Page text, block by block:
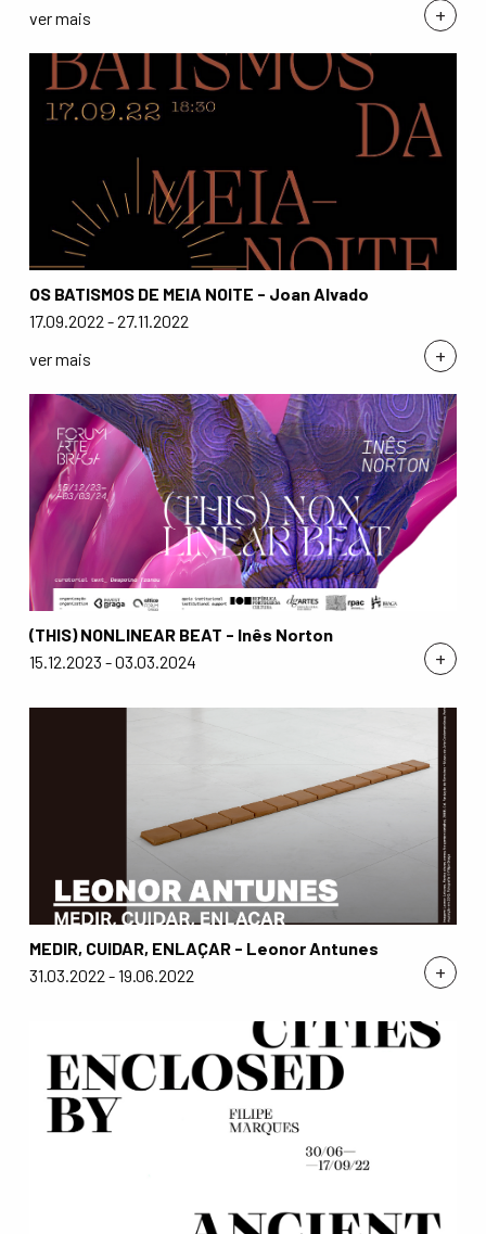
+
ver mais
+
OS BATISMOS DE MEIA NOITE - Joan Alvado
17.09.2022 - 27.11.2022
ver mais
+
(THIS) NONLINEAR BEAT - Inês Norton
15.12.2023 - 03.03.2024
+
MEDIR, CUIDAR, ENLAÇAR - Leonor Antunes
31.03.2022 - 19.06.2022